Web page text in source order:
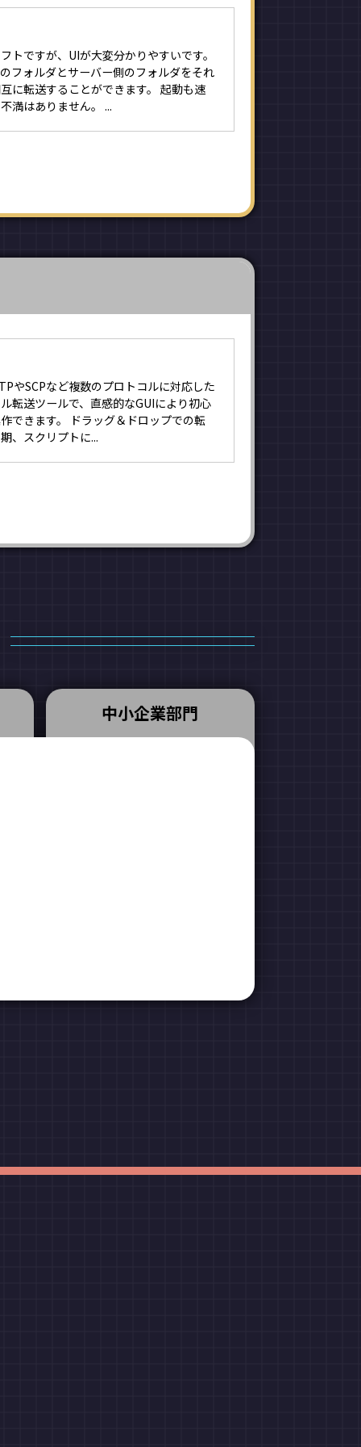
トですが、UIが大変分かりやすいです。
フォルダとサーバー側のフォルダをそれ
に転送することができます。 起動も速
満はありません。 ...
やSCPなど複数のプロトコルに対応した
転送ツールで、直感的なGUIにより初心
できます。 ドラッグ＆ドロップでの転
、スクリプトに...
中小企業部門